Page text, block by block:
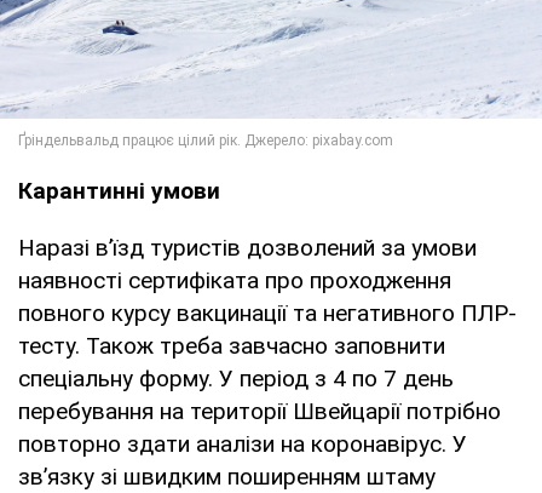
Карантинні умови
Наразі в’їзд туристів дозволений за умови
наявності сертифіката про проходження
повного курсу вакцинації та негативного ПЛР-
тесту. Також треба завчасно заповнити
спеціальну форму. У період з 4 по 7 день
перебування на території Швейцарії потрібно
повторно здати аналізи на коронавірус. У
зв’язку зі швидким поширенням штаму